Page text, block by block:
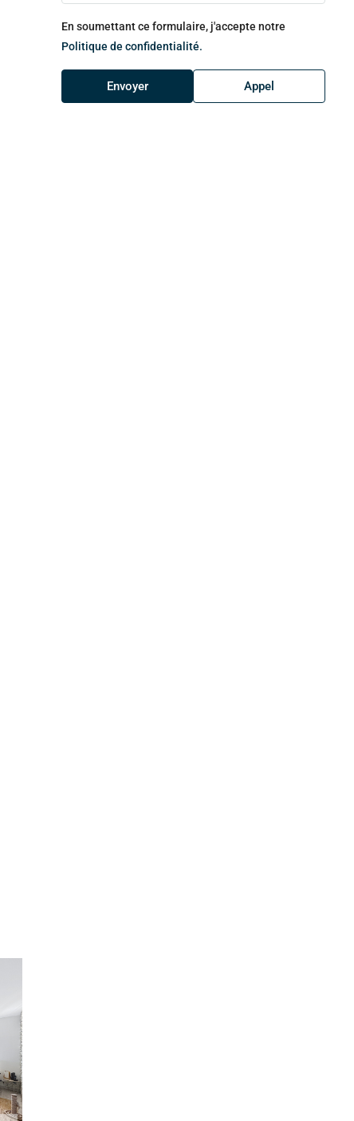
En soumettant ce formulaire, j'accepte notre
Politique de confidentialité.
Envoyer Appel